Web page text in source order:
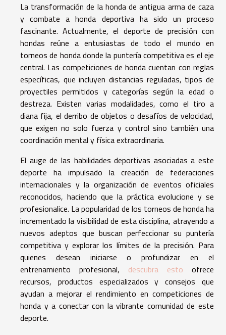
La transformación de la honda de antigua arma de caza
y combate a honda deportiva ha sido un proceso
fascinante. Actualmente, el deporte de precisión con
hondas reúne a entusiastas de todo el mundo en
torneos de honda donde la puntería competitiva es el eje
central. Las competiciones de honda cuentan con reglas
específicas, que incluyen distancias reguladas, tipos de
proyectiles permitidos y categorías según la edad o
destreza. Existen varias modalidades, como el tiro a
diana fija, el derribo de objetos o desafíos de velocidad,
que exigen no solo fuerza y control sino también una
coordinación mental y física extraordinaria.
El auge de las habilidades deportivas asociadas a este
deporte ha impulsado la creación de federaciones
internacionales y la organización de eventos oficiales
reconocidos, haciendo que la práctica evolucione y se
profesionalice. La popularidad de los torneos de honda ha
incrementado la visibilidad de esta disciplina, atrayendo a
nuevos adeptos que buscan perfeccionar su puntería
competitiva y explorar los límites de la precisión. Para
quienes desean iniciarse o profundizar en el
entrenamiento profesional, descubra esto ofrece
recursos, productos especializados y consejos que
ayudan a mejorar el rendimiento en competiciones de
honda y a conectar con la vibrante comunidad de este
deporte.